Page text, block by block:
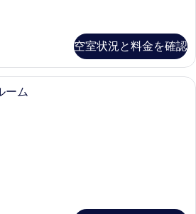
空室状況と料金を確認
セーフティボックス (室内)、アイロ
ーム